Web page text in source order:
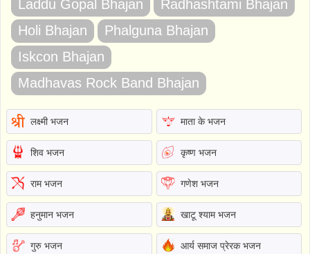
Laddu Gopal Bhajan
Radhashtami Bhajan
Holi Bhajan
Phalguna Bhajan
Iskcon Bhajan
Madhavas Rock Band Bhajan
लक्ष्मी भजन माता के भजन
शिव भजन कृष्ण भजन
राम भजन गणेश भजन
हनुमान भजन खाटू श्याम भजन
गुरु भजन आर्य समाज प्रेरक भजन